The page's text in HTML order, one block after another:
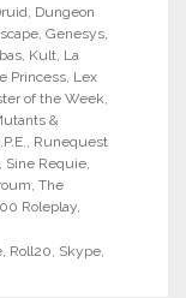
, Dungeon
, Genesys,
, Kult, La
Princess, Lex
of the Week,
&
, Runequest
, Sine Requie,
, The
Roleplay,
, Roll20, Skype,